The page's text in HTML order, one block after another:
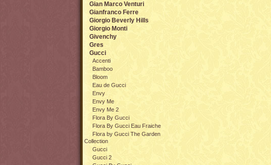
Gian Marco Venturi
Gianfranco Ferre
Giorgio Beverly Hills
Giorgio Monti
Givenchy
Gres
Gucci
Accenti
Bamboo
Bloom
Eau de Gucci
Envy
Envy Me
Envy Me 2
Flora By Gucci
Flora By Gucci Eau Fraiche
Flora by Gucci The Garden
Collection
Gucci
Gucci 2